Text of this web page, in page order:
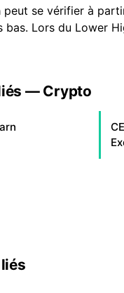
se vérifier à
bas. Lors du Lower
— Crypto